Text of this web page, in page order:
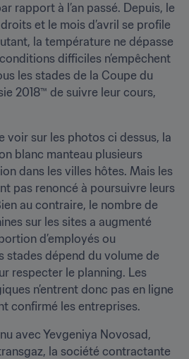
rapport à l’an passé. Depuis, le
et le mois d’avril se profile
la température ne dépasse
difficiles n’empêchent
les stades de la Coupe du
2018™ de suivre leur cours,
voir sur les photos ci dessus, la
blanc manteau plusieurs
dans les villes hôtes. Mais les
pas renoncé à poursuivre leurs
au contraire, le nombre de
sur les sites a augmenté
d’employés ou
stades dépend du volume de
respecter le planning. Les
n’entrent donc pas en ligne
confirmé les entreprises.
avec Yevgeniya Novosad,
la société contractante